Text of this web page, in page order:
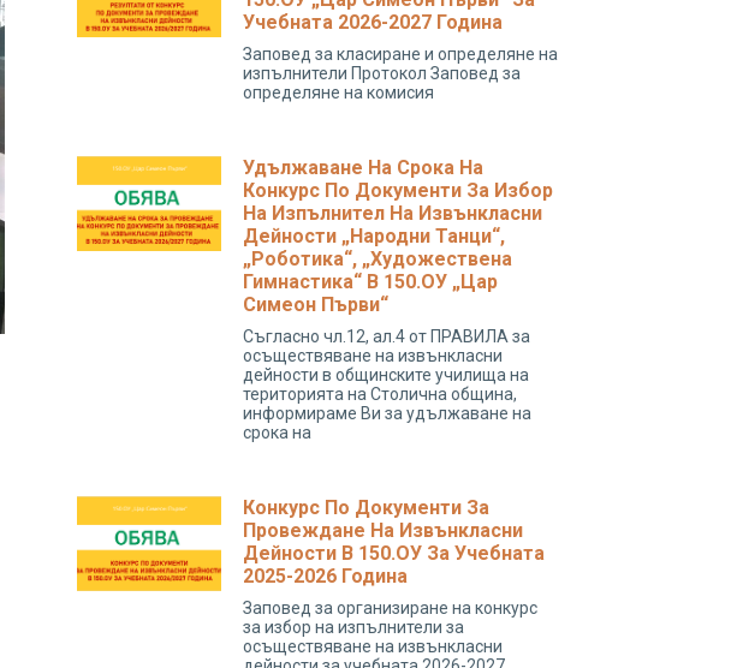
Учебната 2026-2027 Година
Заповед за класиране и определяне на
изпълнители Протокол Заповед за
определяне на комисия
Удължаване На Срока На
Конкурс По Документи За Избор
На Изпълнител На Извънкласни
Дейности „народни Танци“,
„роботика“, „художествена
Гимнастика“ В 150.ОУ „Цар
Симеон Първи“
Съгласно чл.12, ал.4 от ПРАВИЛА за
осъществяване на извънкласни
дейности в общинските училища на
територията на Столична община,
информираме Ви за удължаване на
срока на
Конкурс По Документи За
Провеждане На Извънкласни
Дейности В 150.ОУ За Учебната
2025-2026 Година
Заповед за организиране на конкурс
за избор на изпълнители за
осъществяване на извънкласни